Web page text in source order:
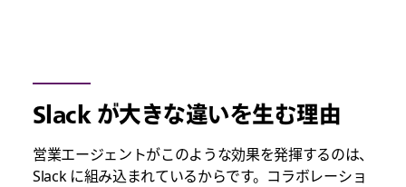
Slack が大きな違いを生む理由
営業エージェントがこのような効果を発揮するのは、
Slack に組み込まれているからです。コラボレーショ